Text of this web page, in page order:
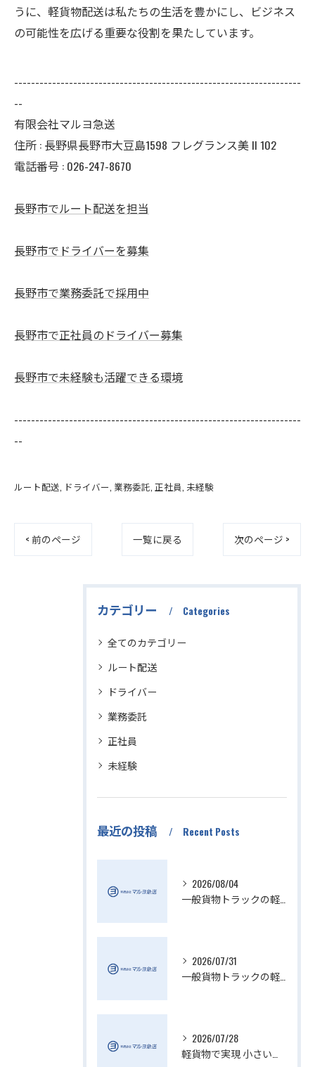
うに、軽貨物配送は私たちの生活を豊かにし、ビジネス
の可能性を広げる重要な役割を果たしています。
--------------------------------------------------------------------
--
有限会社マルヨ急送
住所 : 長野県長野市大豆島1598 フレグランス美 II 102
電話番号 : 026-247-8670
長野市でルート配送を担当
長野市でドライバーを募集
長野市で業務委託で採用中
長野市で正社員のドライバー募集
長野市で未経験も活躍できる環境
--------------------------------------------------------------------
--
ルート配送 ドライバー 業務委託 正社員 未経験
< 前のページ 一覧に戻る 次のページ >
カテゴリー Categories
全てのカテゴリー
ルート配送
ドライバー
業務委託
正社員
未経験
最近の投稿 Recent Posts
2026/08/04
2026/07/31
2026/07/28